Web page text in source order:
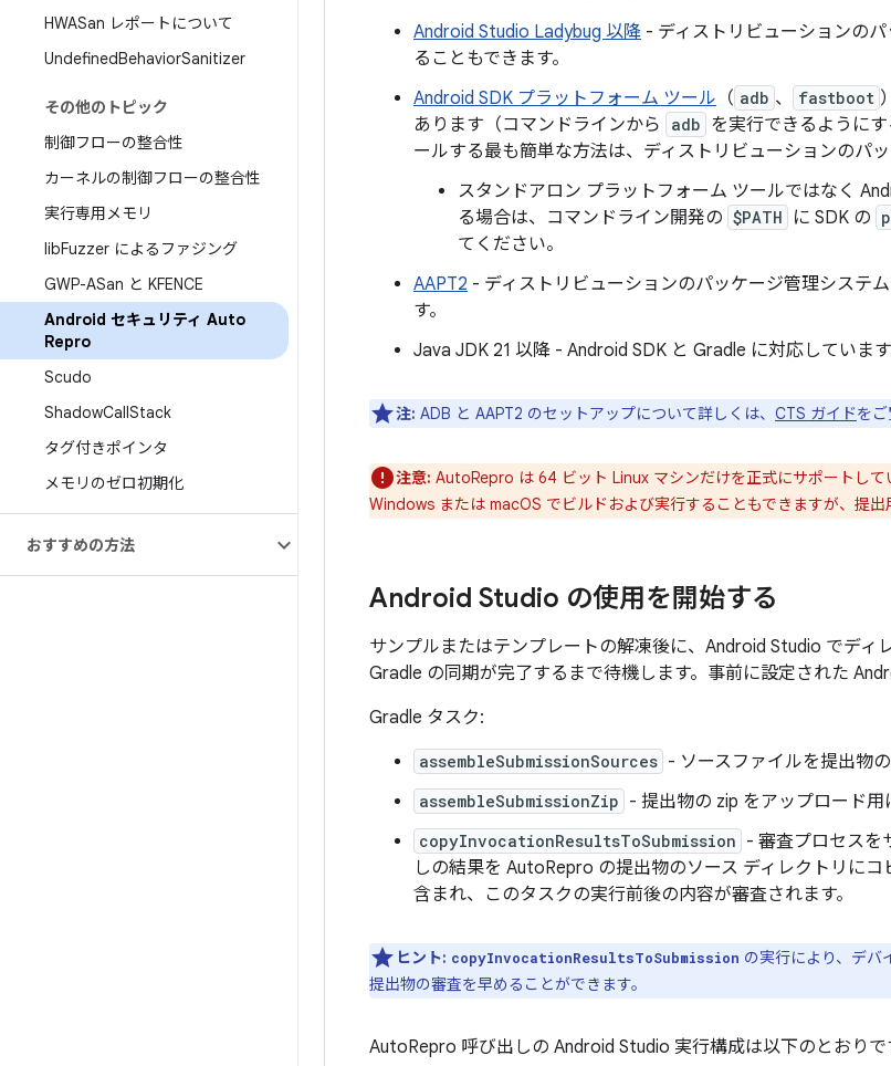
HWASan レポートについて
UndefinedBehaviorSanitizer
その他のトピック
制御フローの整合性
カーネルの制御フローの整合性
実行専用メモリ
libFuzzer によるファジング
GWP-ASan と KFENCE
Android セキュリティ Auto
Repro
Scudo
ShadowCallStack
タグ付きポインタ
メモリのゼロ初期化
おすすめの方法
Android Studio Ladybug 以降 - ディストリビューションの
ることもできます。
Android SDK プラットフォーム ツール （ adb 、 fastboot
あります（コマンドラインから
adb を実行できるように
ールする最も簡単な方法は、ディストリビューションのパ
スタンドアロン プラットフォーム ツールではなく
る場合は、コマンドライン開発の $PATH に SDK の
てください。
AAPT2 - ディストリビューションのパッケージ管理システ
す。
Java JDK 21 以降 - Android SDK と Gradle に対応しています
注: ADB と AAPT2 のセットアップについて詳しくは、 CTS ガイドをご
注意: AutoRepro は 64 ビット Linux マシンだけを正式にサポートし
Windows または macOS でビルドおよび実行することもできますが、提出
Android Studio の使用を開始する
サンプルまたはテンプレートの解凍後に、Android Studio でディ
Gradle の同期が完了するまで待機します。事前に設定された
Gradle タスク:
assembleSubmissionSources - ソースファイルを提出物
assembleSubmissionZip - 提出物の zip をアップロード用
copyInvocationResultsToSubmission - 審査プロセスを
しの結果を AutoRepro の提出物のソース ディレクトリに
含まれ、このタスクの実行前後の内容が審査されます。
ヒント: copyInvocationResultsToSubmission の実行により、デバ
提出物の審査を早めることができます。
AutoRepro 呼び出しの Android Studio 実行構成は以下のとおりで